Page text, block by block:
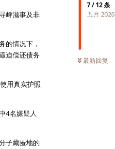
7/12条
五月 2026
最新回复
衅滋事及非
的情况下，
迫偿还债务
用真实护照
4名嫌疑人
子藏匿地的